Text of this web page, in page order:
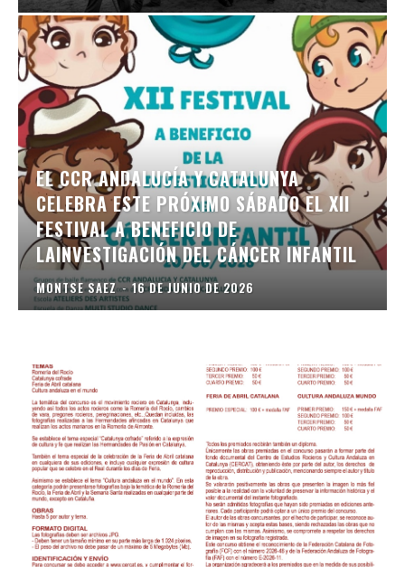
EL CCR ANDALUCÍA Y CATALUNYA
CELEBRA ESTE PRÓXIMO SÁBADO EL XII
FESTIVAL A BENEFICIO DE
LAINVESTIGACIÓN DEL CÁNCER INFANTIL
MONTSE SAEZ - 16 DE JUNIO DE 2026